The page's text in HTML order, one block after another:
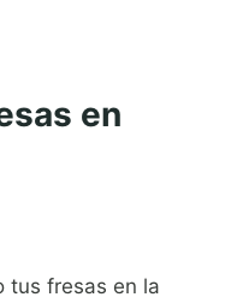
en
tus fresas en la